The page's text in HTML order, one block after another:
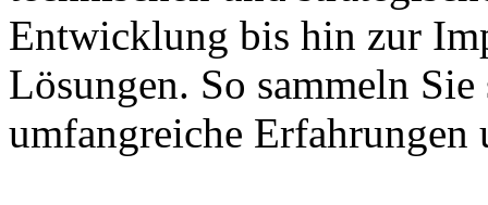
Entwicklung bis hin zur
Lösungen. So sammeln
umfangreiche